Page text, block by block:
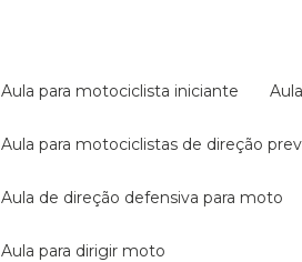
aula para motociclista iniciante
aula para motociclistas de direção
aula de direção defensiva para moto
aula para dirigir moto